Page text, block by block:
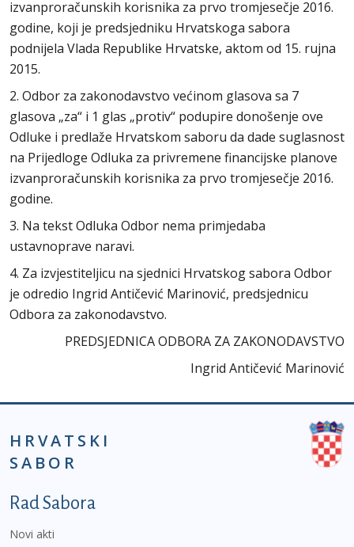
izvanproračunskih korisnika za prvo tromjesečje 2016.
godine, koji je predsjedniku Hrvatskoga sabora
podnijela Vlada Republike Hrvatske, aktom od 15. rujna
2015.
2. Odbor za zakonodavstvo većinom glasova sa 7
glasova „za“ i 1 glas „protiv“ podupire donošenje ove
Odluke i predlaže Hrvatskom saboru da dade suglasnost
na Prijedloge Odluka za privremene financijske planove
izvanproračunskih korisnika za prvo tromjesečje 2016.
godine.
3. Na tekst Odluka Odbor nema primjedaba
ustavnoprave naravi.
4. Za izvjestiteljicu na sjednici Hrvatskog sabora Odbor
je odredio Ingrid Antičević Marinović, predsjednicu
Odbora za zakonodavstvo.
PREDSJEDNICA ODBORA ZA ZAKONODAVSTVO
Ingrid Antičević Marinović
HRVATSKI
SABOR
Podnožje prvi izbornik
Rad Sabora
Novi akti